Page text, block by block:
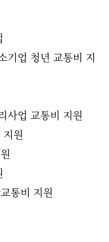
기업 청년 교통비 지
사업 교통비 지원
원
통비 지원